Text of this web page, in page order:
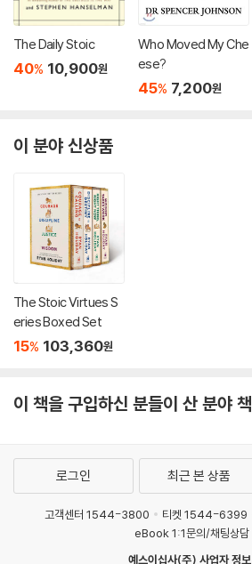
The Daily Stoic
40% 10,900원
Who Moved My Che
ese?
45% 7,200원
이 분야 신상품
The Stoic Virtues S
eries Boxed Set
15% 103,360원
이 책을 구입하신 분들이 산 분야 책
로그인 최근 본 상품
고객센터 1544-3800 티켓 1544-6399
eBook 1:1문의/채팅상담
예스이십사(주) 사업자 정보